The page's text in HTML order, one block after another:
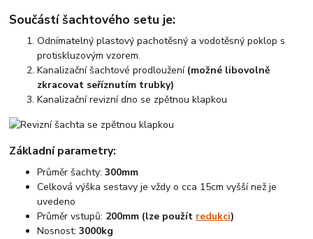
Součástí šachtového setu je:
Odnímatelný plastový pachotěsný a vodotěsný poklop s
protiskluzovým vzorem.
Kanalizační šachtové prodloužení (možné libovolně
zkracovat seříznutím trubky)
Kanalizační revizní dno se zpětnou klapkou
Základní parametry:
Průměr šachty:300mm
Celková výška sestavy je vždy o cca 15cm vyšší než je
uvedeno
Průměr vstupů: 200mm (lze použít redukci)
Nosnost: 3000kg